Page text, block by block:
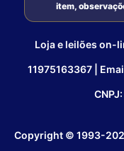
item,
Loja e leilões on-
11975163367 |
Copyright © 1993-